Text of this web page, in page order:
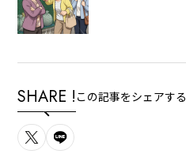
SHARE ! この記事をシェアする